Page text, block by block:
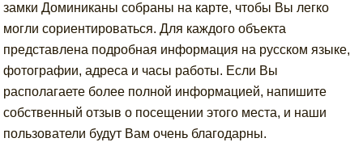
замки Доминиканы собраны на карте, чтобы Вы легко
могли сориентироваться. Для каждого объекта
представлена подробная информация на русском языке,
фотографии, адреса и часы работы. Если Вы
располагаете более полной информацией, напишите
собственный отзыв о посещении этого места, и наши
пользователи будут Вам очень благодарны.